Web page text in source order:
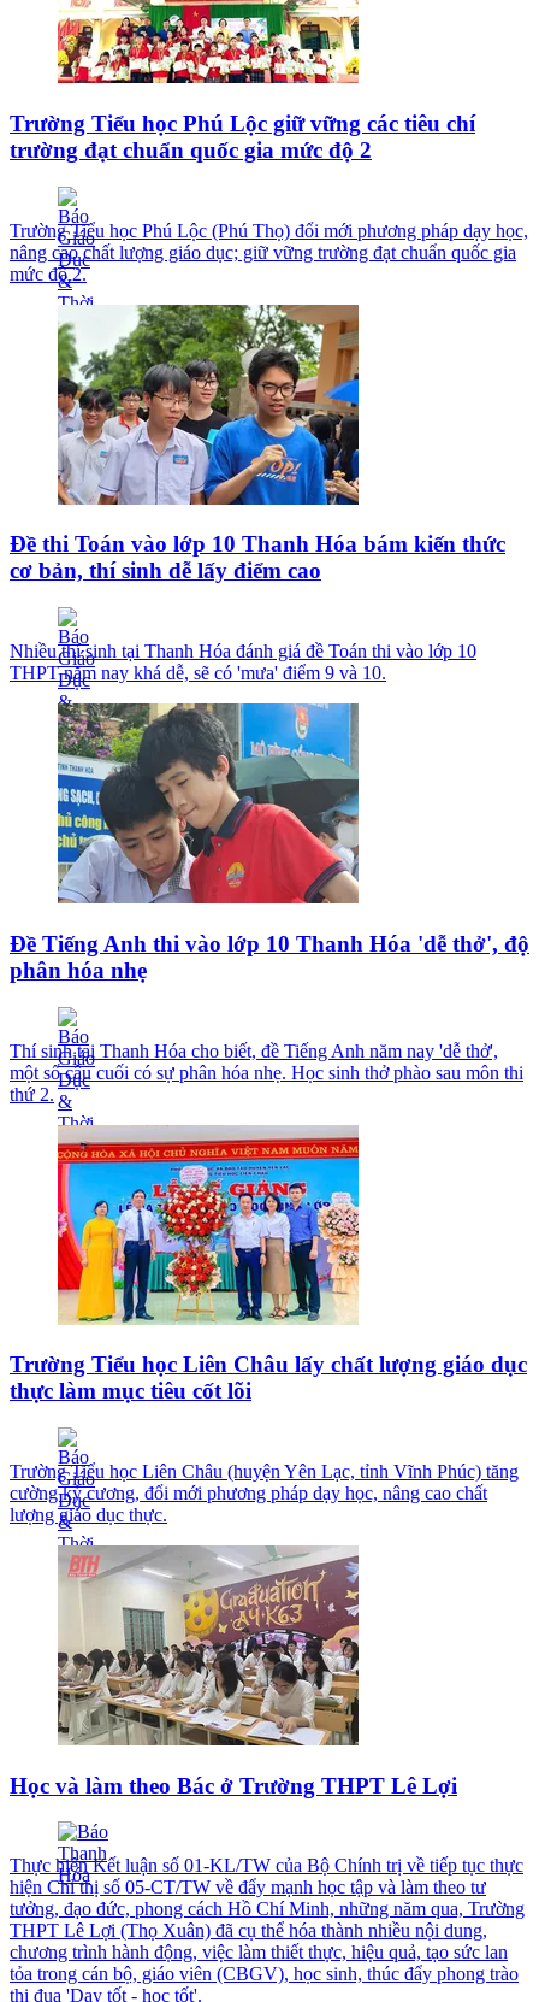
Trường Tiểu học Phú Lộc giữ vững các tiêu chí
trường đạt chuẩn quốc gia mức độ 2
Trường Tiểu học Phú Lộc (Phú Thọ) đổi mới phương pháp dạy học,
nâng cao chất lượng giáo dục; giữ vững trường đạt chuẩn quốc gia
mức độ 2.
Đề thi Toán vào lớp 10 Thanh Hóa bám kiến thức
cơ bản, thí sinh dễ lấy điểm cao
Nhiều thí sinh tại Thanh Hóa đánh giá đề Toán thi vào lớp 10
THPT năm nay khá dễ, sẽ có 'mưa' điểm 9 và 10.
Đề Tiếng Anh thi vào lớp 10 Thanh Hóa 'dễ thở', độ
phân hóa nhẹ
Thí sinh tại Thanh Hóa cho biết, đề Tiếng Anh năm nay 'dễ thở',
một số câu cuối có sự phân hóa nhẹ. Học sinh thở phào sau môn thi
thứ 2.
Trường Tiểu học Liên Châu lấy chất lượng giáo dục
thực làm mục tiêu cốt lõi
Trường Tiểu học Liên Châu (huyện Yên Lạc, tỉnh Vĩnh Phúc) tăng
cường kỷ cương, đổi mới phương pháp dạy học, nâng cao chất
lượng giáo dục thực.
Học và làm theo Bác ở Trường THPT Lê Lợi
Thực hiện Kết luận số 01-KL/TW của Bộ Chính trị về tiếp tục thực
hiện Chỉ thị số 05-CT/TW về đẩy mạnh học tập và làm theo tư
tưởng, đạo đức, phong cách Hồ Chí Minh, những năm qua, Trường
THPT Lê Lợi (Thọ Xuân) đã cụ thể hóa thành nhiều nội dung,
chương trình hành động, việc làm thiết thực, hiệu quả, tạo sức lan
tỏa trong cán bộ, giáo viên (CBGV), học sinh, thúc đẩy phong trào
thi đua 'Dạy tốt - học tốt'.